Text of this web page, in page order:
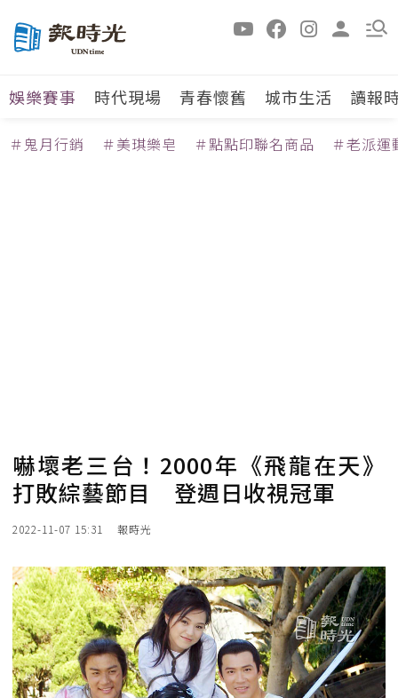
娛樂賽事 時代現場 青春懷舊 城市生活 讀報
＃鬼月行銷 ＃美琪樂皂 ＃點點印聯名商品 ＃老派運
嚇壞老三台！2000年《飛龍在天》
打敗綜藝節目 登週日收視冠軍
2022-11-07 15:31 報時光